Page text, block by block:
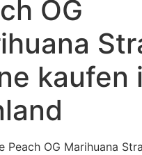
OG
kaufen
Peach OG Marihuana